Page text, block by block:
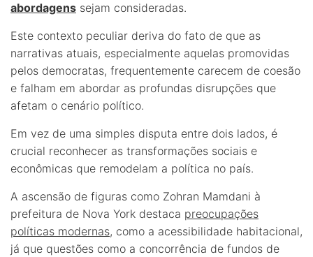
abordagens sejam consideradas.
Este contexto peculiar deriva do fato de que as
narrativas atuais, especialmente aquelas promovidas
pelos democratas, frequentemente carecem de coesão
e falham em abordar as profundas disrupções que
afetam o cenário político.
Em vez de uma simples disputa entre dois lados, é
crucial reconhecer as transformações sociais e
econômicas que remodelam a política no país.
A ascensão de figuras como Zohran Mamdani à
prefeitura de Nova York destaca preocupações
políticas modernas, como a acessibilidade habitacional,
já que questões como a concorrência de fundos de